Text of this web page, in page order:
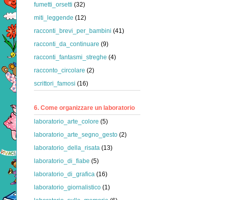
fumetti_orsetti (32)
miti_leggende (12)
racconti_brevi_per_bambini (41)
racconti_da_continuare (9)
racconti_fantasmi_streghe (4)
racconto_circolare (2)
scrittori_famosi (16)
6. Come organizzare un laboratorio
laboratorio_arte_colore (5)
laboratorio_arte_segno_gesto (2)
laboratorio_della_risata (13)
laboratorio_di_fiabe (5)
laboratorio_di_grafica (16)
laboratorio_giornalistico (1)